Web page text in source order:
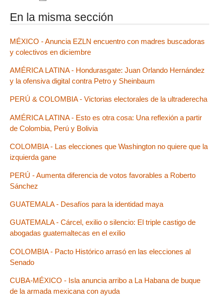
En la misma sección
MÉXICO - Anuncia EZLN encuentro con madres buscadoras
y colectivos en diciembre
AMÉRICA LATINA - Hondurasgate: Juan Orlando Hernández
y la ofensiva digital contra Petro y Sheinbaum
PERÚ & COLOMBIA - Victorias electorales de la ultraderecha
AMÉRICA LATINA - Esto es otra cosa: Una reflexión a partir
de Colombia, Perú y Bolivia
COLOMBIA - Las elecciones que Washington no quiere que la
izquierda gane
PERÚ - Aumenta diferencia de votos favorables a Roberto
Sánchez
GUATEMALA - Desafíos para la identidad maya
GUATEMALA - Cárcel, exilio o silencio: El triple castigo de
abogadas guatemaltecas en el exilio
COLOMBIA - Pacto Histórico arrasó en las elecciones al
Senado
CUBA-MÉXICO - Isla anuncia arribo a La Habana de buque
de la armada mexicana con ayuda